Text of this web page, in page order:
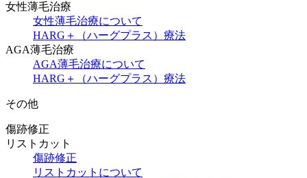
女性薄毛治療
女性薄毛治療について
HARG＋（ハーグプラス）療法
AGA薄毛治療
AGA薄毛治療について
HARG＋（ハーグプラス）療法
その他
傷跡修正
リストカット
傷跡修正
リストカットについて